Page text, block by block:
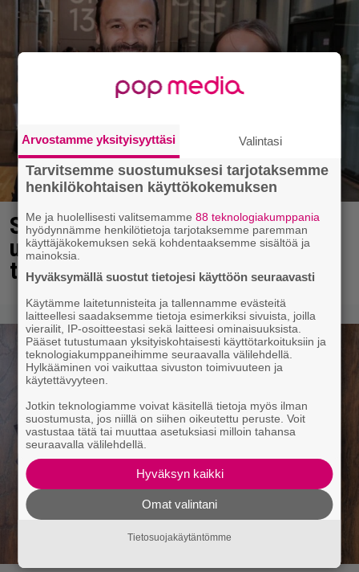
Sara ja Mikko Parikka etsivät
uutta kotia – ”Seuraavaan kotiin
tämmöinen”
Arvostamme yksityisyyttäsi Valintasi
Tarvitsemme suostumuksesi tarjotaksemme
henkilökohtaisen käyttökokemuksen
Me ja huolellisesti valitsemamme88 teknologiakumppania
hyödynnämme henkilötietoja tarjotaksemme paremman
käyttäjäkokemuksen sekä kohdentaaksemme sisältöä ja
mainoksia.
Hyväksymällä suostut tietojesi käyttöön seuraavasti
Käytämme laitetunnisteita ja tallennamme evästeitä
laitteellesi saadaksemme tietoja esimerkiksi sivuista, joilla
vierailit, IP-osoitteestasi sekä laitteesi ominaisuuksista.
Pääset tutustumaan yksityiskohtaisesti käyttötarkoituksiin ja
teknologiakumppaneihimme seuraavalla välilehdellä.
Hylkääminen voi vaikuttaa sivuston toimivuuteen ja
käytettävyyteen.
Jotkin teknologiamme voivat käsitellä tietoja myös ilman
suostumusta, jos niillä on siihen oikeutettu peruste. Voit
vastustaa tätä tai muuttaa asetuksiasi milloin tahansa
seuraavalla välilehdellä.
Hyväksyn kaikki
Omat valintani
Tietosuojakäytäntömme